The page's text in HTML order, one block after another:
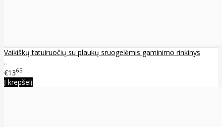
Vaikiškų tatuiruočių su plaukų sruogelėmis gaminimo rinkinys
..
€1365
Į krepšelį